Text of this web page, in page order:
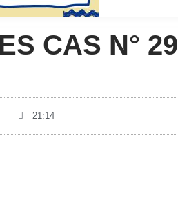
CAS N° 29
21:14